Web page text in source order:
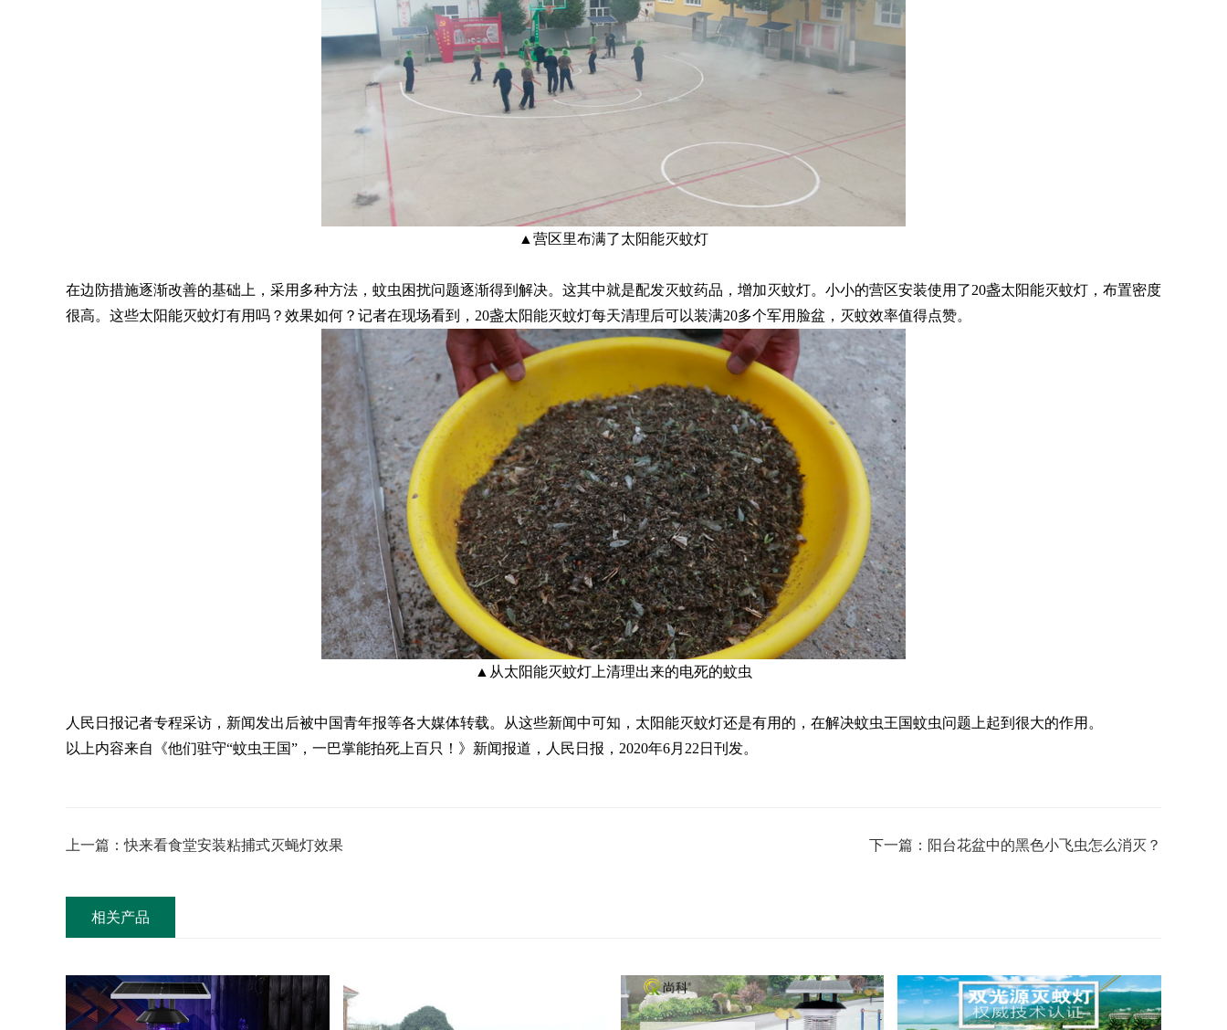
▲营区里布满了太阳能灭蚊灯
在边防措施逐渐改善的基础上，采用多种方法，蚊虫困扰问题逐渐得到解决。这其中就是配发灭蚊药品，增加灭蚊灯。小小的营区安装使用了20盏太阳能灭蚊灯，布置密度
很高。这些太阳能灭蚊灯有用吗？效果如何？记者在现场看到， 20盏太阳能灭蚊灯每天清理后可以装满20多个军用脸盆，灭蚊效率值得点赞。
▲从太阳能灭蚊灯上清理出来的电死的蚊虫
人民日报记者专程采访，新闻发出后被中国青年报等各大媒体转载。从这些新闻中可知，太阳能灭蚊灯还是有用的，在解决蚊虫王国蚊虫问题上起到很大的作用。
以上内容来自《他们驻守“蚊虫王国”，一巴掌能拍死上百只！》新闻报道，人民日报，2020年6月 22 日刊发。
上一篇：快来看食堂安装粘捕式灭蝇灯效果 下一篇：阳台花盆中的黑色小飞虫怎么消灭？
相关产品